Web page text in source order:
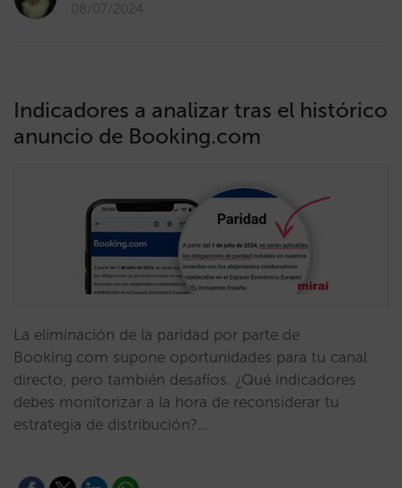
08/07/2024
Indicadores a analizar tras el histórico
anuncio de Booking.com
La eliminación de la paridad por parte de
Booking.com supone oportunidades para tu canal
directo, pero también desafíos. ¿Qué indicadores
debes monitorizar a la hora de reconsiderar tu
estrategia de distribución?…